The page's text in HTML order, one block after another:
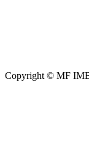
Copyright © MF